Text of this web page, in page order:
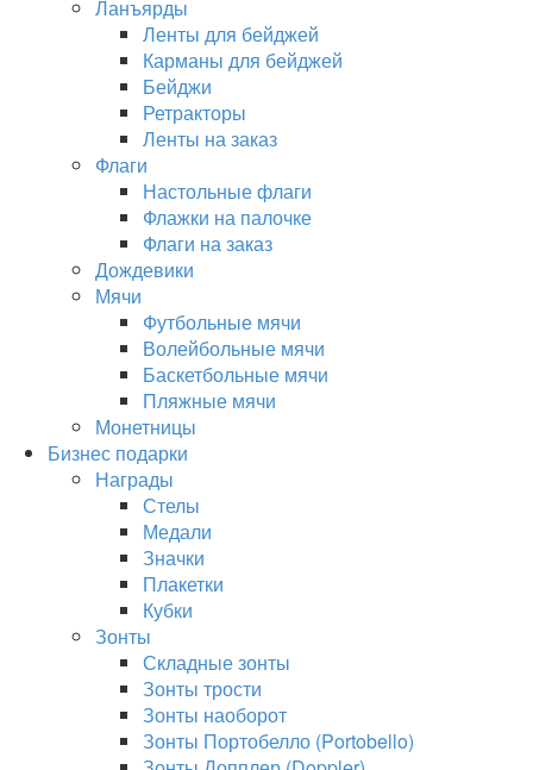
Ланъярды
Ленты для бейджей
Карманы для бейджей
Бейджи
Ретракторы
Ленты на заказ
Флаги
Настольные флаги
Флажки на палочке
Флаги на заказ
Дождевики
Мячи
Футбольные мячи
Волейбольные мячи
Баскетбольные мячи
Пляжные мячи
Монетницы
Бизнес подарки
Награды
Стелы
Медали
Значки
Плакетки
Кубки
Зонты
Складные зонты
Зонты трости
Зонты наоборот
Зонты Портобелло (Portobello)